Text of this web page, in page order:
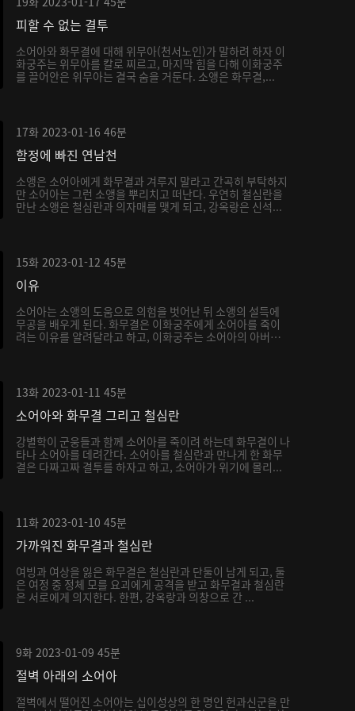
피할 수 없는 결투
소어아와 화무결에 대해 위무아(천서노인)가 말하려 하자 이
화궁주는 위무아를 칼로 찌르고, 마지막 힘을 다해 이화궁주
를 끌어안은 위무아는 결국 숨을 거둔다. 소앵은 화무결,...
17화 2023-01-16 46분
함정에 빠진 연남천
소앵은 소어아에게 화무결과 겨루지 말라고 간곡히 부탁하지
만 소어아는 그런 소앵을 뿌리치고 떠난다. 우연히 철심란을
만난 소앵은 철심란과 의자매를 맺게 되고, 강옥랑은 신석...
15화 2023-01-12 45분
이유
소어아는 소앵의 도움으로 의험을 벗어난 뒤 소앵의 설득에
무공을 배우게 된다. 화무결은 이화궁주에게 소어아를 죽이
려는 이유를 알려달라고 하고, 이화궁주는 소어아의 아버지
13화 2023-01-11 45분
소어아와 화무결 그리고 철심란
강별학이 군웅들과 함께 소어아를 죽이려 하는데 화무결이 나
타나 소어아를 데려간다. 소어아를 철심란과 만나게 한 화무
결은 다짜고짜 결투를 하자고 하고, 소어아가 위기에 몰리...
11화 2023-01-10 45분
가까워진 화무결과 철심란
여빙과 여상을 잃은 화무결은 철심란과 단둘이 남게 되고, 둘
은 여정 중 정체 모를 요괴에게 공격을 받고 화무결과 철심란
은 서로에게 의지한다. 한편, 강옥랑과 의창으로 간 ...
9화 2023-01-09 45분
절벽 아래의 소어아
절벽에서 떨어진 소어아는 십이성상의 한 명인 헌과신군을 만